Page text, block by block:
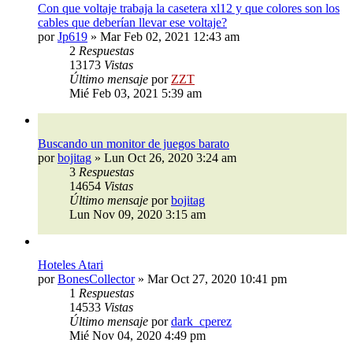
Con que voltaje trabaja la casetera xl12 y que colores son los
cables que deberían llevar ese voltaje?
porJp619 » Mar Feb 02, 2021 12:43 am
2 Respuestas
13173 Vistas
Último mensaje por ZZT
Mié Feb 03, 2021 5:39 am
Buscando un monitor de juegos barato
porbojitag » Lun Oct 26, 2020 3:24 am
3 Respuestas
14654 Vistas
Último mensaje porbojitag
Lun Nov 09, 2020 3:15 am
Hoteles Atari
porBonesCollector» Mar Oct 27, 2020 10:41 pm
1 Respuestas
14533 Vistas
Último mensaje pordark_cperez
Mié Nov 04, 2020 4:49 pm